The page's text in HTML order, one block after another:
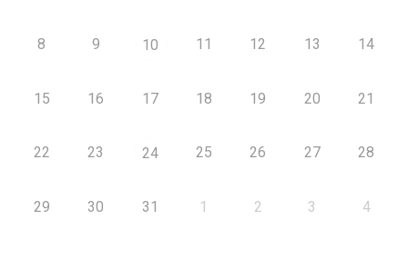
8 9 10 11 12 13 14
15 16 17 18 19 20 21
22 23 24 25 26 27 28
29 30 31 1 2 3 4